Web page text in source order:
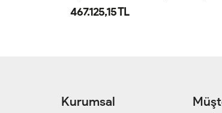
S10)
640.236,24 TL
Kurumsal